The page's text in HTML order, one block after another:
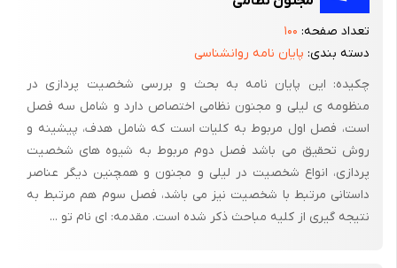
دختر وقعی می‌نهد. مرد مقتدری است که چون از تعلق خاطر قیس
(مجنون آینده) و دخترش باخبر می‌شود دخترک بی‌گناه را از مکتب
بازمی‌گیرد و در حصار خانه زندانی می‌کند و زندانبانش زن فلک‌زده‌ی
چشم بر حکم و گوش بر فرمانی است که او را زاییده است.
در دیار لیلی حکومت مطلق با خشونت است و مردانگی به قبضه‌ی
شمشیر بسته است. حتی به مراسم لطیفی چون خواستگاری هم با طبل
جنگ و تیر خدنگ می‌روند. اغلب سوگلی‌های حرمسرای امیران و شاهان،
دختران پدرکشته‌ی به اسارت رفته‌اند که بحکم سنتی مقبول همگان،
حریفی که در جنگ کشته شود همه‌ی مایملکش از آن قاتل است، از
تعداد صفحه: ۱۰۰
دسته بندی: پایان نامه روانشناسی
چکیده: این پایان نامه به بحث و بررسی شخصیت پردازی در
منظومه ی لیلی و مجنون نظامی اختصاص دارد و شامل سه فصل
است، فصل اول مربوط به کلیات است که شامل هدف، پیشینه و
روش تحقیق می باشد فصل دوم مربوط به شیوه های شخصیت
پردازی، انواع شخصیت در لیلی و مجنون و همچنین دیگر عناصر
داستانی مرتبط با شخصیت نیز می باشد، فصل سوم هم مرتبط به
نتیجه گیری از کلیه مباحث ذکر شده است. مقدمه: ای نام تو ...